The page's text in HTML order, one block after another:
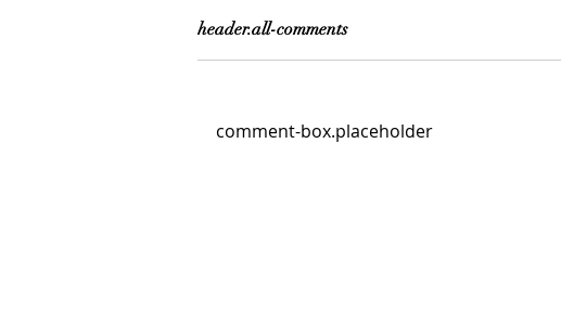
header.all-comments
comment-box.placeholder